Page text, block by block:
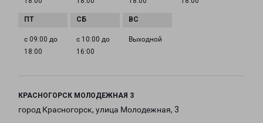
с 09:00 до
18:00
с 10:00 до
16:00
Выходной
КРАСНОГОРСК МОЛОДЕЖНАЯ 3
город Красногорск, улица Молодежная, 3